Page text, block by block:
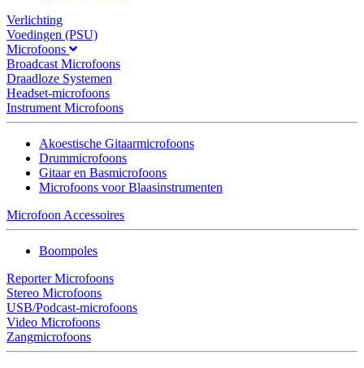
Verlichting
Voedingen (PSU)
Microfoons
Broadcast Microfoons
Draadloze Systemen
Headset-microfoons
Instrument Microfoons
Akoestische Gitaarmicrofoons
Drummicrofoons
Gitaar en Basmicrofoons
Microfoons voor Blaasinstrumenten
Microfoon Accessoires
Boompoles
Reporter Microfoons
Stereo Microfoons
USB/Podcast-microfoons
Video Microfoons
Zangmicrofoons